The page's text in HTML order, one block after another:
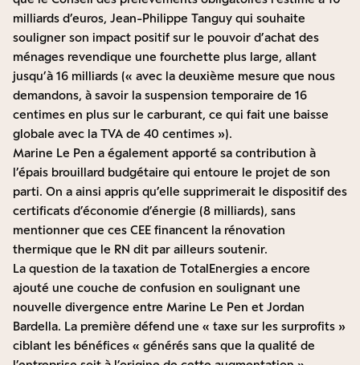
milliards d’euros, Jean-Philippe Tanguy qui souhaite
souligner son impact positif sur le pouvoir d’achat des
ménages revendique une fourchette plus large, allant
jusqu’à 16 milliards (« avec la deuxième mesure que nous
demandons, à savoir la suspension temporaire de 16
centimes en plus sur le carburant, ce qui fait une baisse
globale avec la TVA de 40 centimes »).
Marine Le Pen a également apporté sa contribution à
l’épais brouillard budgétaire qui entoure le projet de son
parti. On a ainsi appris qu’elle supprimerait le dispositif des
certificats d’économie d’énergie (8 milliards), sans
mentionner que ces CEE financent la rénovation
thermique que le RN dit par ailleurs soutenir.
La question de la taxation de TotalEnergies a encore
ajouté une couche de confusion en soulignant une
nouvelle divergence entre Marine Le Pen et Jordan
Bardella. La première défend une « taxe sur les surprofits »
ciblant les bénéfices « générés sans que la qualité de